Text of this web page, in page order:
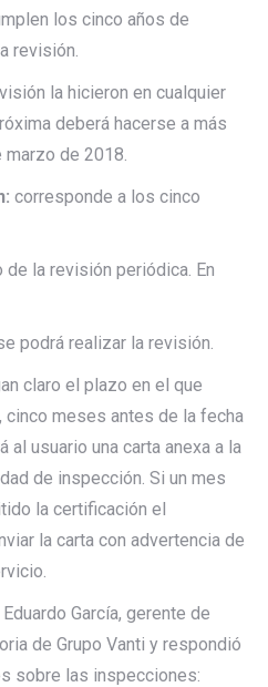
los cinco años de
revisión.
la hicieron en cualquier
deberá hacerse a más
marzo de 2018.
corresponde a los cinco
la revisión periódica. En
podrá realizar la revisión.
claro el plazo en el que
meses antes de la fecha
usuario una carta anexa a la
de inspección. Si un mes
la certificación el
la carta con advertencia de
García, gerente de
de Grupo Vanti y respondió
sobre las inspecciones: